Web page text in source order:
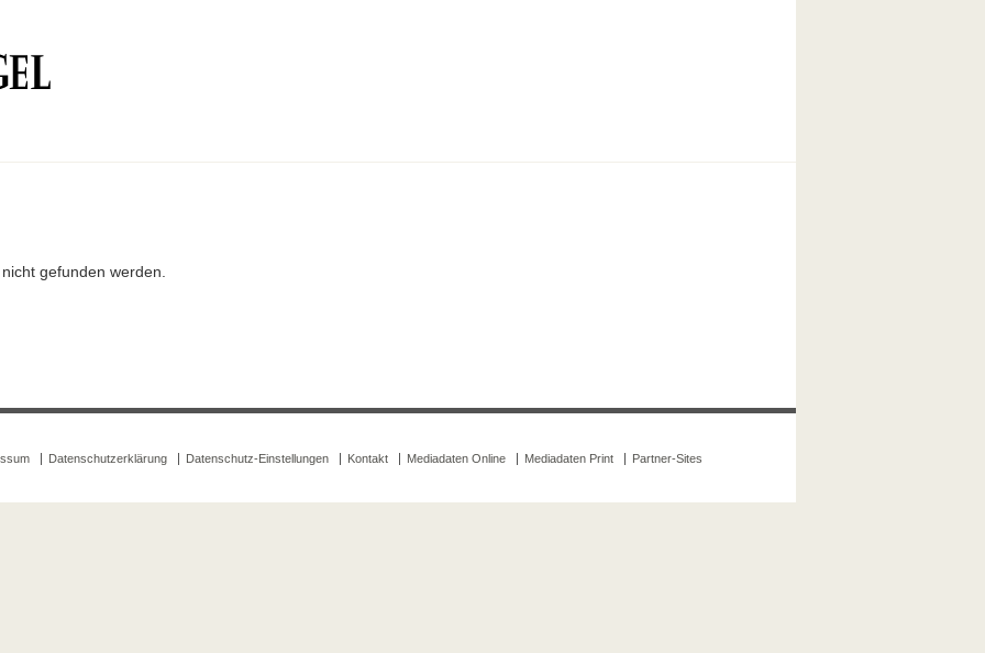
gefunden werden.
Datenschutzerklärung Datenschutz-Einstellungen Kontakt Mediadaten Online Mediadaten Print Partner-Sites